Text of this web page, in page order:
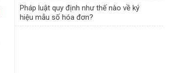
Pháp luật quy định như thế nào về ký
hiệu mẫu số hóa đơn?